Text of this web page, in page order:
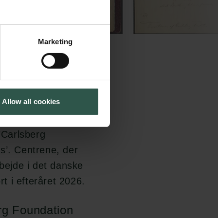
Marketing
Allow all cookies
af 150-
Centrene, der
i det danske
i efteråret 2026.
Foundation